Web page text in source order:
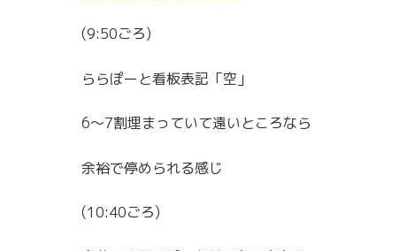
(9:50ごろ)
ららぽーと看板表記「空」
6〜7割埋まっていて遠いところなら
余裕で停められる感じ
(10:40ごろ)